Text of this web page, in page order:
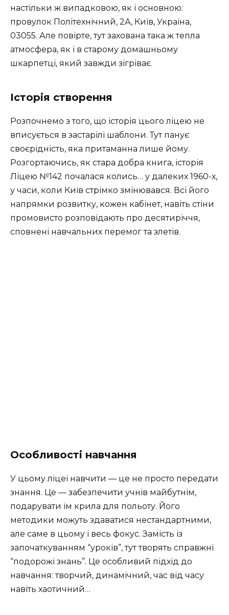
настільки ж випадковою, як і основною:
провулок Політехнічний, 2А, Київ, Україна,
03055. Але повірте, тут захована така ж тепла
атмосфера, як і в старому домашньому
шкарпетці, який завжди зігріває.
Історія створення
Розпочнемо з того, що історія цього ліцею не
вписується в застарілі шаблони. Тут панує
своєрідність, яка притаманна лише йому.
Розгортаючись, як стара добра книга, історія
Ліцею №142 почалася колись… у далеких 1960-х,
у часи, коли Київ стрімко змінювався. Всі його
напрямки розвитку, кожен кабінет, навіть стіни
промовисто розповідають про десятиріччя,
сповнені навчальних перемог та злетів.
Особливості навчання
У цьому ліцеї навчити — це не просто передати
знання. Це — забезпечити учнів майбутнім,
подарувати їм крила для польоту. Його
методики можуть здаватися нестандартними,
але саме в цьому і весь фокус. Замість із
започаткуванням “уроків”, тут творять справжні
“подорожі знань”. Це особливий підхід до
навчання: творчий, динамічний, час від часу
навіть хаотичний…